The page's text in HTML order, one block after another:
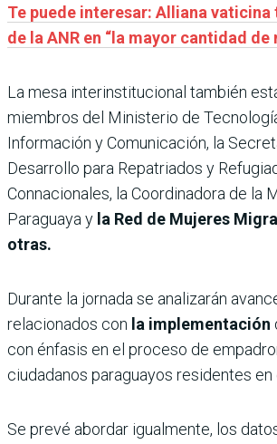
Te puede interesar: Alliana
de la ANR en “la mayor cantidad de
La mesa interinstitucional también
miembros del Ministerio de
Información y Comunicación, la
Desarrollo para Repatriados y
Connacionales, la Coordinadora de la
Paraguaya y la Red de Mujeres
otras.
Durante la jornada se analizarán
relacionados con la implementación
con énfasis en el proceso de
ciudadanos paraguayos residentes en
Se prevé abordar igualmente, los